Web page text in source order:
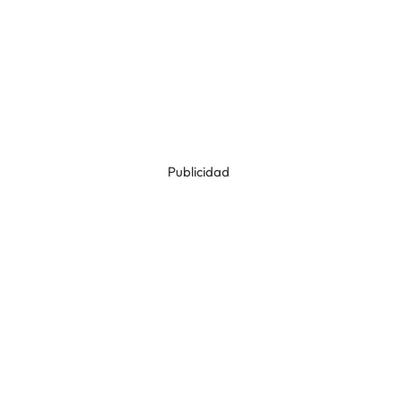
Publicidad